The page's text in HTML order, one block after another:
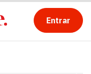
Entrar